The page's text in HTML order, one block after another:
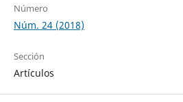
Número
Núm. 24 (2018)
Sección
Artículos